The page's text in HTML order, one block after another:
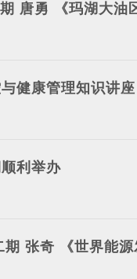
育
唐勇 《玛湖大油
健康管理知识讲座
利举办
张奇 《世界能源